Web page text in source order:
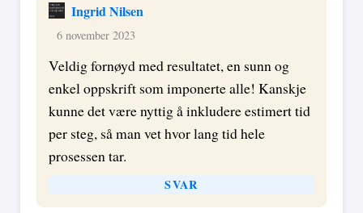
Ingrid Nilsen
6 november 2023
Veldig fornøyd med resultatet, en sunn og
enkel oppskrift som imponerte alle! Kanskje
kunne det være nyttig å inkludere estimert tid
per steg, så man vet hvor lang tid hele
prosessen tar.
SVAR